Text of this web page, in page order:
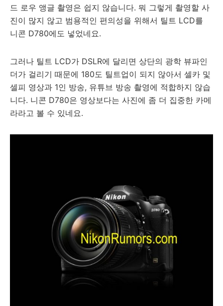
드 로우 앵글 촬영은 쉽지 않습니다. 뭐 그렇게 촬영할 사
진이 많지 않고 범용적인 편의성을 위해서 틸트 LCD를
니콘 D780에도 넣었네요.
그러나 틸트 LCD가 DSLR에 달리면 상단의 광학 뷰파인
더가 걸리기 때문에 180도 틸트업이 되지 않아서 셀카 및
셀피 영상과 1인 방송, 유튜브 방송 촬영에 적합하지 않습
니다. 니콘 D780은 영상보다는 사진에 좀 더 집중한 카메
라라고 볼 수 있네요.